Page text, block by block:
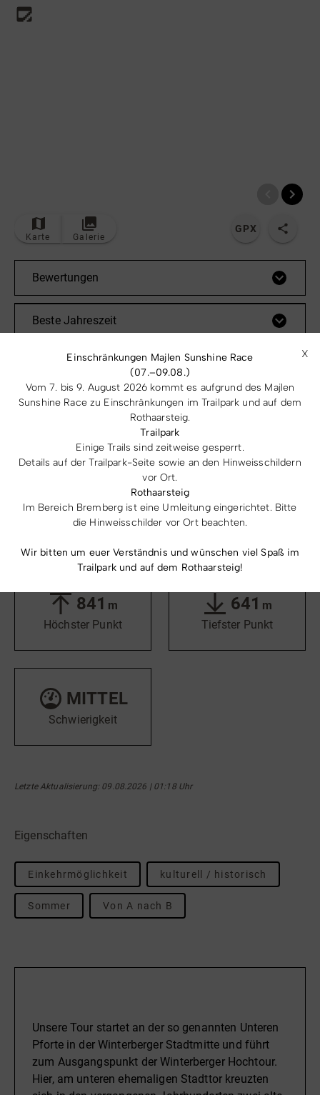
X
Einschränkungen Majlen Sunshine Race
(07.–09.08.)
Vom 7. bis 9. August 2026 kommt es aufgrund des Majlen
Sunshine Race zu Einschränkungen im Trailpark und auf dem
Rothaarsteig.
Trailpark
Einige Trails sind zeitweise gesperrt.
Details auf der Trailpark-Seite sowie an den Hinweisschildern
vor Ort.
Rothaarsteig
Im Bereich Bremberg ist eine Umleitung eingerichtet. Bitte
die Hinweisschilder vor Ort beachten.
Wir bitten um euer Verständnis und wünschen viel Spaß im
Trailpark und auf dem Rothaarsteig!
Karte Galerie
GPX
Bewertungen
Beste Jahreszeit
310m
Aufstieg
200m
Abstieg
841m
Höchster Punkt
641m
Tiefster Punkt
MITTEL
Schwierigkeit
Letzte Aktualisierung: 09.08.2026 | 01:18 Uhr
Eigenschaften
Einkehrmöglichkeit kulturell / historisch
Sommer Von A nach B
Unsere Tour startet an der so genannten Unteren
Pforte in der Winterberger Stadtmitte und führt
zum Ausgangspunkt der Winterberger Hochtour.
Hier, am unteren ehemaligen Stadttor kreuzten